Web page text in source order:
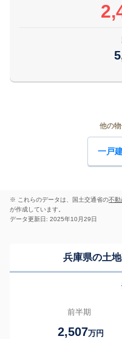
他の
一戸
※ これらのデータは、国土交通省の不動
が作成しています。
データ更新日: 2025年10月29日
兵庫県の土
前半期
2,507万円